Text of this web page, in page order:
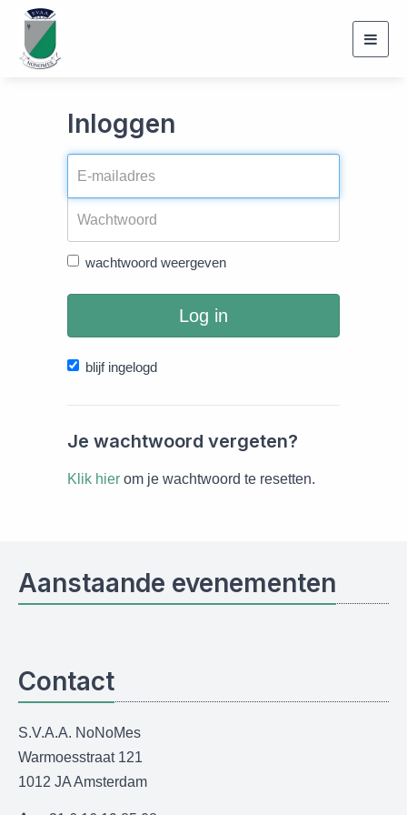
Inloggen
wachtwoord weergeven
Log in
blijf ingelogd
Je wachtwoord vergeten?
Klik hier om je wachtwoord te resetten.
Aanstaande evenementen
Contact
S.V.A.A. NoNoMes
Warmoesstraat 121
1012 JA Amsterdam